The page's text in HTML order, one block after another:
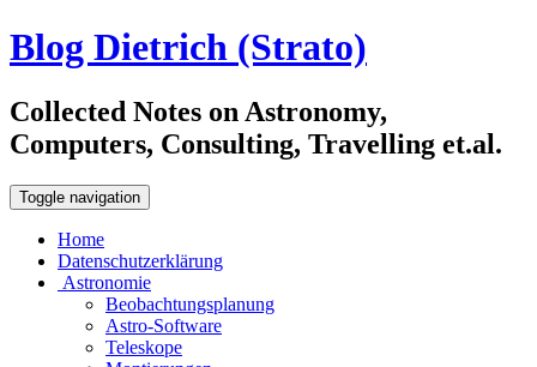
Blog Dietrich (Strato)
Collected Notes on Astronomy,
Computers, Consulting, Travelling et.al.
Toggle navigation
Home
Datenschutzerklärung
Astronomie
Beobachtungsplanung
Astro-Software
Teleskope